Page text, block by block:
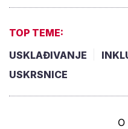
TOP TEME:
USKLAĐIVANJE
USKRSNICE
O